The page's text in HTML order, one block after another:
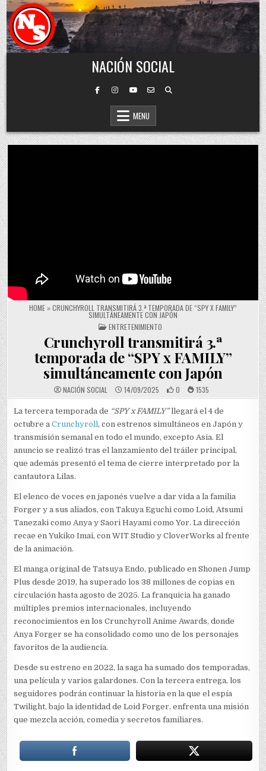
Skip to content
NACIÓN SOCIAL
MENU
HOME »CRUNCHYROLL TRANSMITIRÁ 3.ª TEMPORADA DE “SPY X FAMILY”
SIMULTÁNEAMENTE CON JAPÓN
POSTED IN
ENTRETENIMIENTO
Crunchyroll transmitirá 3.ª
temporada de “SPY x FAMILY”
simultáneamente con Japón
NACIÓN SOCIAL 14/09/2025 0 1535
La tercera temporada de “SPY x FAMILY”llegará el 4 de
octubre aCrunchyroll, con estrenos simultáneos en Japón y
transmisión semanal en todo el mundo, excepto Asia. El
anuncio se realizó tras el lanzamiento del tráiler principal,
que además presentó el tema de cierre interpretado por la
cantautora Lilas.
El elenco de voces en japonés vuelve a dar vida a la familia
Forger y a sus aliados, con Takuya Eguchi como Loid, Atsumi
Tanezaki como Anya y Saori Hayami como Yor. La dirección
recae en Yukiko Imai, con WIT Studio y CloverWorks al frente
de la animación.
El manga original de Tatsuya Endo, publicado en Shonen Jump
Plus desde 2019, ha superado los 38 millones de copias en
circulación hasta agosto de 2025. La franquicia ha ganado
múltiples premios internacionales, incluyendo
reconocimientos en los Crunchyroll Anime Awards, donde
Anya Forger se ha consolidado como uno de los personajes
favoritos de la audiencia.
Desde su estreno en 2022, la saga ha sumado dos temporadas,
una película y varios galardones. Con la tercera entrega, los
seguidores podrán continuar la historia en la que el espía
Twilight, bajo la identidad de Loid Forger, enfrenta una misión
que mezcla acción, comedia y secretos familiares.